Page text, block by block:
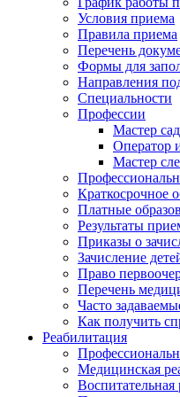
Условия приема
Правила приема
Перечень
Формы для
Направления
Специальности
Профессии
Мастер
Оператор
Мастер
Краткосрочное
Платные
Результаты
Приказы о
Зачисление
Право
Перечень
Часто
Как получить
Реабилитация
Медицинская
Воспитательная